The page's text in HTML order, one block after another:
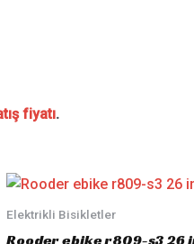
fiyatı.
Elektrikli Bisikletler
Rooder ebike r809-s3 26